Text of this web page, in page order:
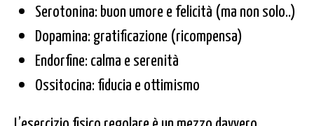
Serotonina: buon umore e felicità (ma non solo..)
Dopamina: gratificazione (ricompensa)
Endorfine: calma e serenità
Ossitocina: fiducia e ottimismo
L’esercizio fisico regolare è un mezzo davvero